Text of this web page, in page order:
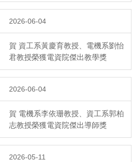
2026-06-04
賀 資工系黃慶育教授、電機系劉怡
君教授榮獲電資院傑出教學獎
2026-06-04
賀 電機系李依珊教授、資工系郭柏
志教授榮獲電資院傑出導師獎
2026-05-11